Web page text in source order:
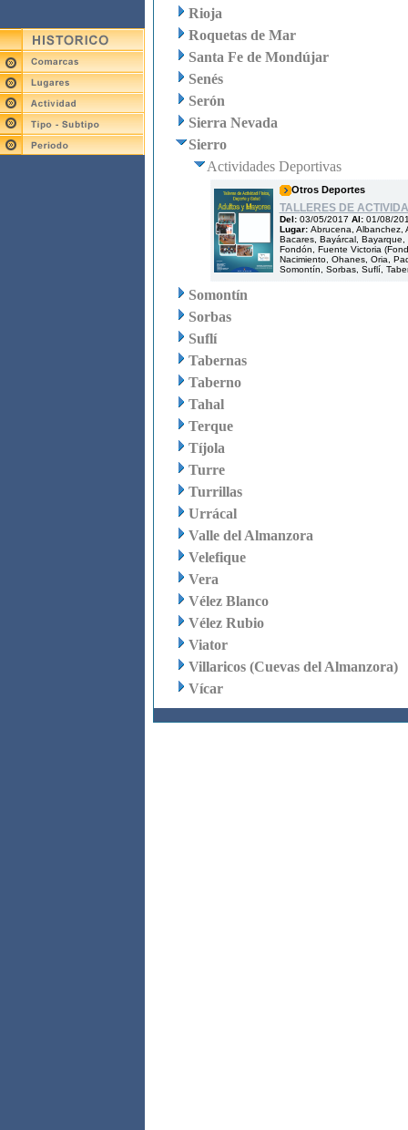
Rioja
Roquetas de Mar
Santa Fe de Mondújar
Senés
Serón
Sierra Nevada
Sierro
Actividades Deportivas
Otros Deportes
TALLERES DE
Del: 03/05/2017 Al: 01/08/
Lugar: Abrucena, Albanchez,
Bacares, Bayárcal,
Fondón, Fuente Victoria
Nacimiento, Ohanes, Oria,
Somontín, Sorbas, Suflí,
Somontín
Sorbas
Suflí
Tabernas
Taberno
Tahal
Terque
Tíjola
Turre
Turrillas
Urrácal
Valle del Almanzora
Velefique
Vera
Vélez Blanco
Vélez Rubio
Viator
Villaricos (Cuevas del Almanzora)
Vícar